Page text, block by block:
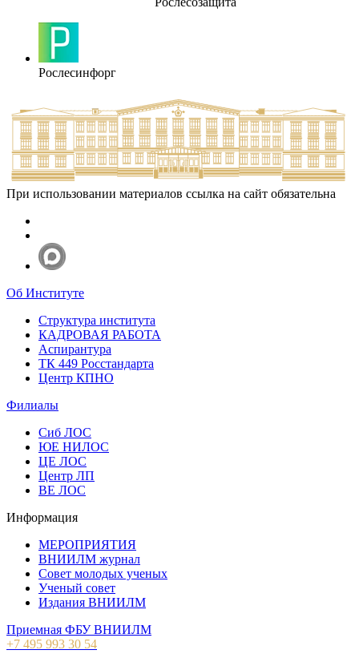
Рослесинфорг
При использовании материалов ссылка на сайт обязательна
Об Институте
Структура института
КАДРОВАЯ РАБОТА
Аспирантура
ТК 449 Росстандарта
Центр КПНО
Филиалы
Сиб ЛОС
ЮЕ НИЛОС
ЦЕ ЛОС
Центр ЛП
ВЕ ЛОС
Информация
МЕРОПРИЯТИЯ
ВНИИЛМ журнал
Совет молодых ученых
Ученый совет
Издания ВНИИЛМ
Приемная ФБУ ВНИИЛМ
+7 495 993 30 54